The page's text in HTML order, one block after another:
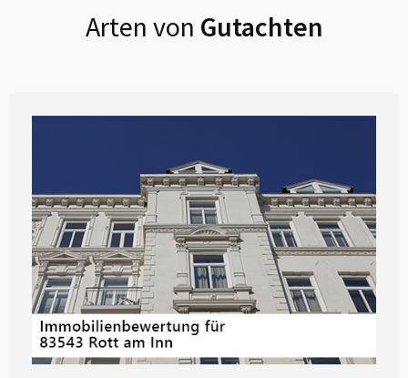
Arten von Gutachten